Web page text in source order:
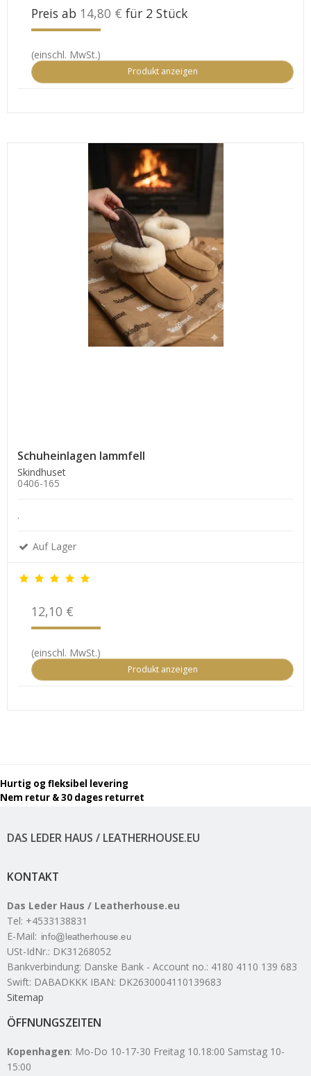
Preis ab 14,80 € für 2 Stück
(einschl. MwSt.)
Produkt anzeigen
Schuheinlagen lammfell
Skindhuset
0406-165
.
Auf Lager
12,10 €
(einschl. MwSt.)
Produkt anzeigen
DAS LEDER HAUS / LEATHERHOUSE.EU
KONTAKT
Das Leder Haus / Leatherhouse.eu
Tel: +4533138831
E-Mail:
USt-IdNr.: DK31268052
Bankverbindung: Danske Bank - Account no.: 4180 4110 139 683
Swift: DABADKKK IBAN: DK2630004110139683
Sitemap
ÖFFNUNGSZEITEN
Kopenhagen: Mo-Do 10-17-30 Freitag 10.18:00 Samstag 10-
15:00
Hurtig og fleksibel levering
Nem retur & 30 dages returret